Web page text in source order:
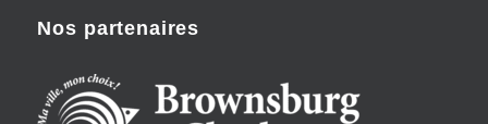
Nos partenaires